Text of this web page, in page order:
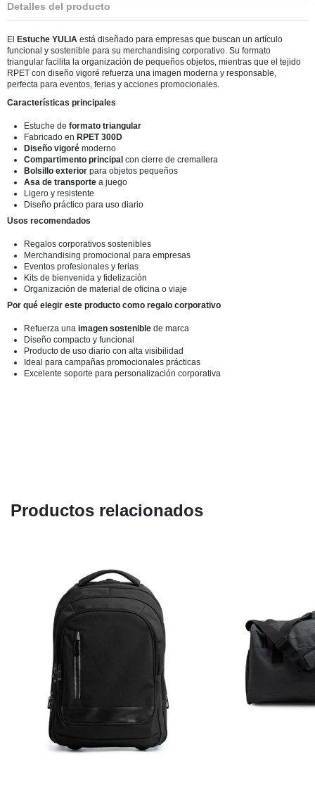
Detalles del producto
El Estuche YULIA está diseñado para empresas que buscan un artículo
funcional y sostenible para su merchandising corporativo. Su formato
triangular facilita la organización de pequeños objetos, mientras que el tejido
RPET con diseño vigoré refuerza una imagen moderna y responsable,
perfecta para eventos, ferias y acciones promocionales.
Características principales
Estuche de formato triangular
Fabricado en RPET 300D
Diseño vigoré moderno
Compartimento principal con cierre de cremallera
Bolsillo exterior para objetos pequeños
Asa de transporte a juego
Ligero y resistente
Diseño práctico para uso diario
Usos recomendados
Regalos corporativos sostenibles
Merchandising promocional para empresas
Eventos profesionales y ferias
Kits de bienvenida y fidelización
Organización de material de oficina o viaje
Por qué elegir este producto como regalo corporativo
Refuerza una imagen sostenible de marca
Diseño compacto y funcional
Producto de uso diario con alta visibilidad
Ideal para campañas promocionales prácticas
Excelente soporte para personalización corporativa
Productos relacionados